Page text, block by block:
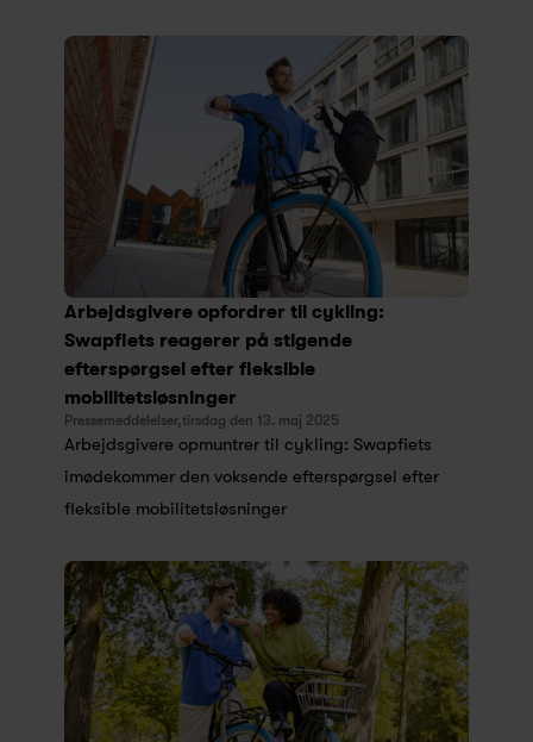
Arbejdsgivere opfordrer til cykling:
Swapfiets reagerer på stigende
efterspørgsel efter fleksible
mobilitetsløsninger
Pressemeddelelser,tirsdag den 13. maj 2025
Arbejdsgivere opmuntrer til cykling: Swapfiets
imødekommer den voksende efterspørgsel efter
fleksible mobilitetsløsninger